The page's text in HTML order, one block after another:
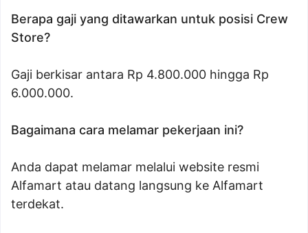
Berapa gaji yang ditawarkan untuk posisi Crew
Store?
Gaji berkisar antara Rp 4.800.000 hingga Rp
6.000.000.
Bagaimana cara melamar pekerjaan ini?
Anda dapat melamar melalui website resmi
Alfamart atau datang langsung ke Alfamart
terdekat.